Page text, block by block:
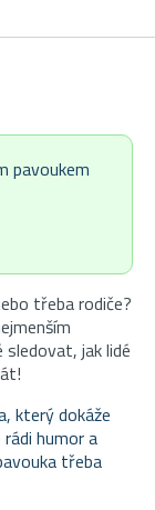
pavoukem
třeba rodiče?
jak lidé
který dokáže
humor a
třeba